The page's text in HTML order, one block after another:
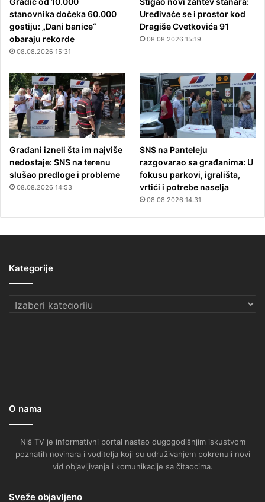
stanovnika dočeka 60.000
gostiju: „Dani banice“
obaraju rekorde
08.08.2026 15:31
Uređivaće se i prostor kod
Dragiše Cvetkovića 91
08.08.2026 15:19
Građani izneli šta im najviše
nedostaje: SNS na terenu
slušao predloge i probleme
08.08.2026 14:53
SNS na Panteleju
razgovarao sa građanima: U
fokusu parkovi, igrališta,
vrtići i potrebe naselja
08.08.2026 14:31
Kategorije
Kategorije
O nama
Niš TV je informativni portal nastao dugogodišnjim iskustvom
poznatih novinara i voditelja koji su udruživanjem pokrenuli novi
vid objavljivanja i komunikacije sa čitaocima.
Sveže objavljeno